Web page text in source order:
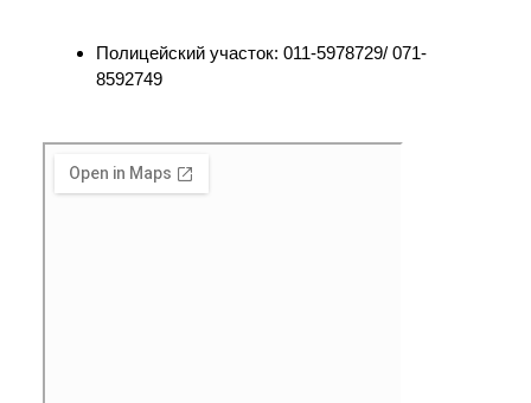
Полицейский участок: 011-5978729/ 071-
8592749